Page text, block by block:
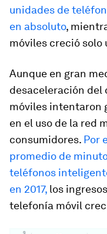
unidades de
en absoluto,
móviles creció solo
Aunque en gran
desaceleración del
móviles intentaron
en el uso de la red
consumidores. Por
promedio de
teléfonos
en 2017, los
telefonía móvil